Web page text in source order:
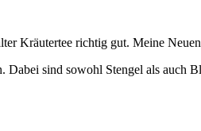
Kräutertee richtig gut. Meine
sind sowohl Stengel als auch